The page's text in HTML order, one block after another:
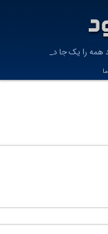
را یک جا داشته